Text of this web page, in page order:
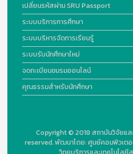
เปลี่ยนรหัสผ่าน SRU Passport
ระบบบริการการศึกษา
ระบบบริหารจัดการเรียนรู้
ระบบรับนักศึกษาใหม่
จดทะเบียนชมรมออนไลน์
คุณธรรมสำหรับนักศึกษา
Copyright © 2018 สถาบันวิจัยแ
reserved.พัฒนาโดย:ศูนย์คอมพิวเต